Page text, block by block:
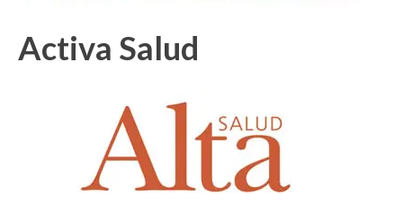
Activa Salud